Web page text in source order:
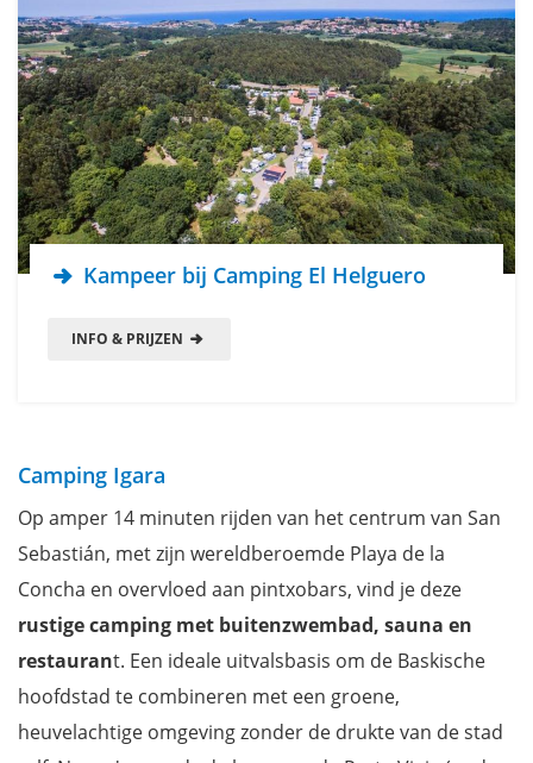
Kampeer bij Camping El Helguero
INFO & PRIJZEN
Camping Igara
Op amper 14 minuten rijden van het centrum van San
Sebastián, met zijn wereldberoemde Playa de la
Concha en overvloed aan pintxobars, vind je deze
rustige camping met buitenzwembad, sauna en
restaurant. Een ideale uitvalsbasis om de Baskische
hoofdstad te combineren met een groene,
heuvelachtige omgeving zonder de drukte van de stad